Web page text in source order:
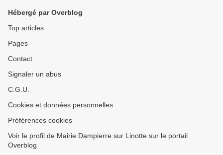
Hébergé par Overblog
Top articles
Pages
Contact
Signaler un abus
C.G.U.
Cookies et données personnelles
Préférences cookies
Voir le profil de Mairie Dampierre sur Linotte sur le portail
Overblog